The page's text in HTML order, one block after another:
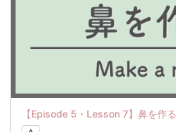
【Episode 5・Lesson 7】鼻を作る